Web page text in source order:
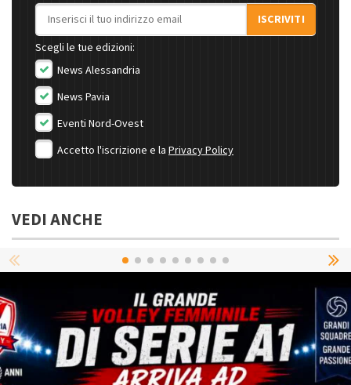
Indirizzo email
ISCRIVITI
Scegli le tue edizioni:
News Alessandria
News Pavia
Eventi Nord-Ovest
Accetto l'iscrizione e la Privacy Policy
VEDI ANCHE